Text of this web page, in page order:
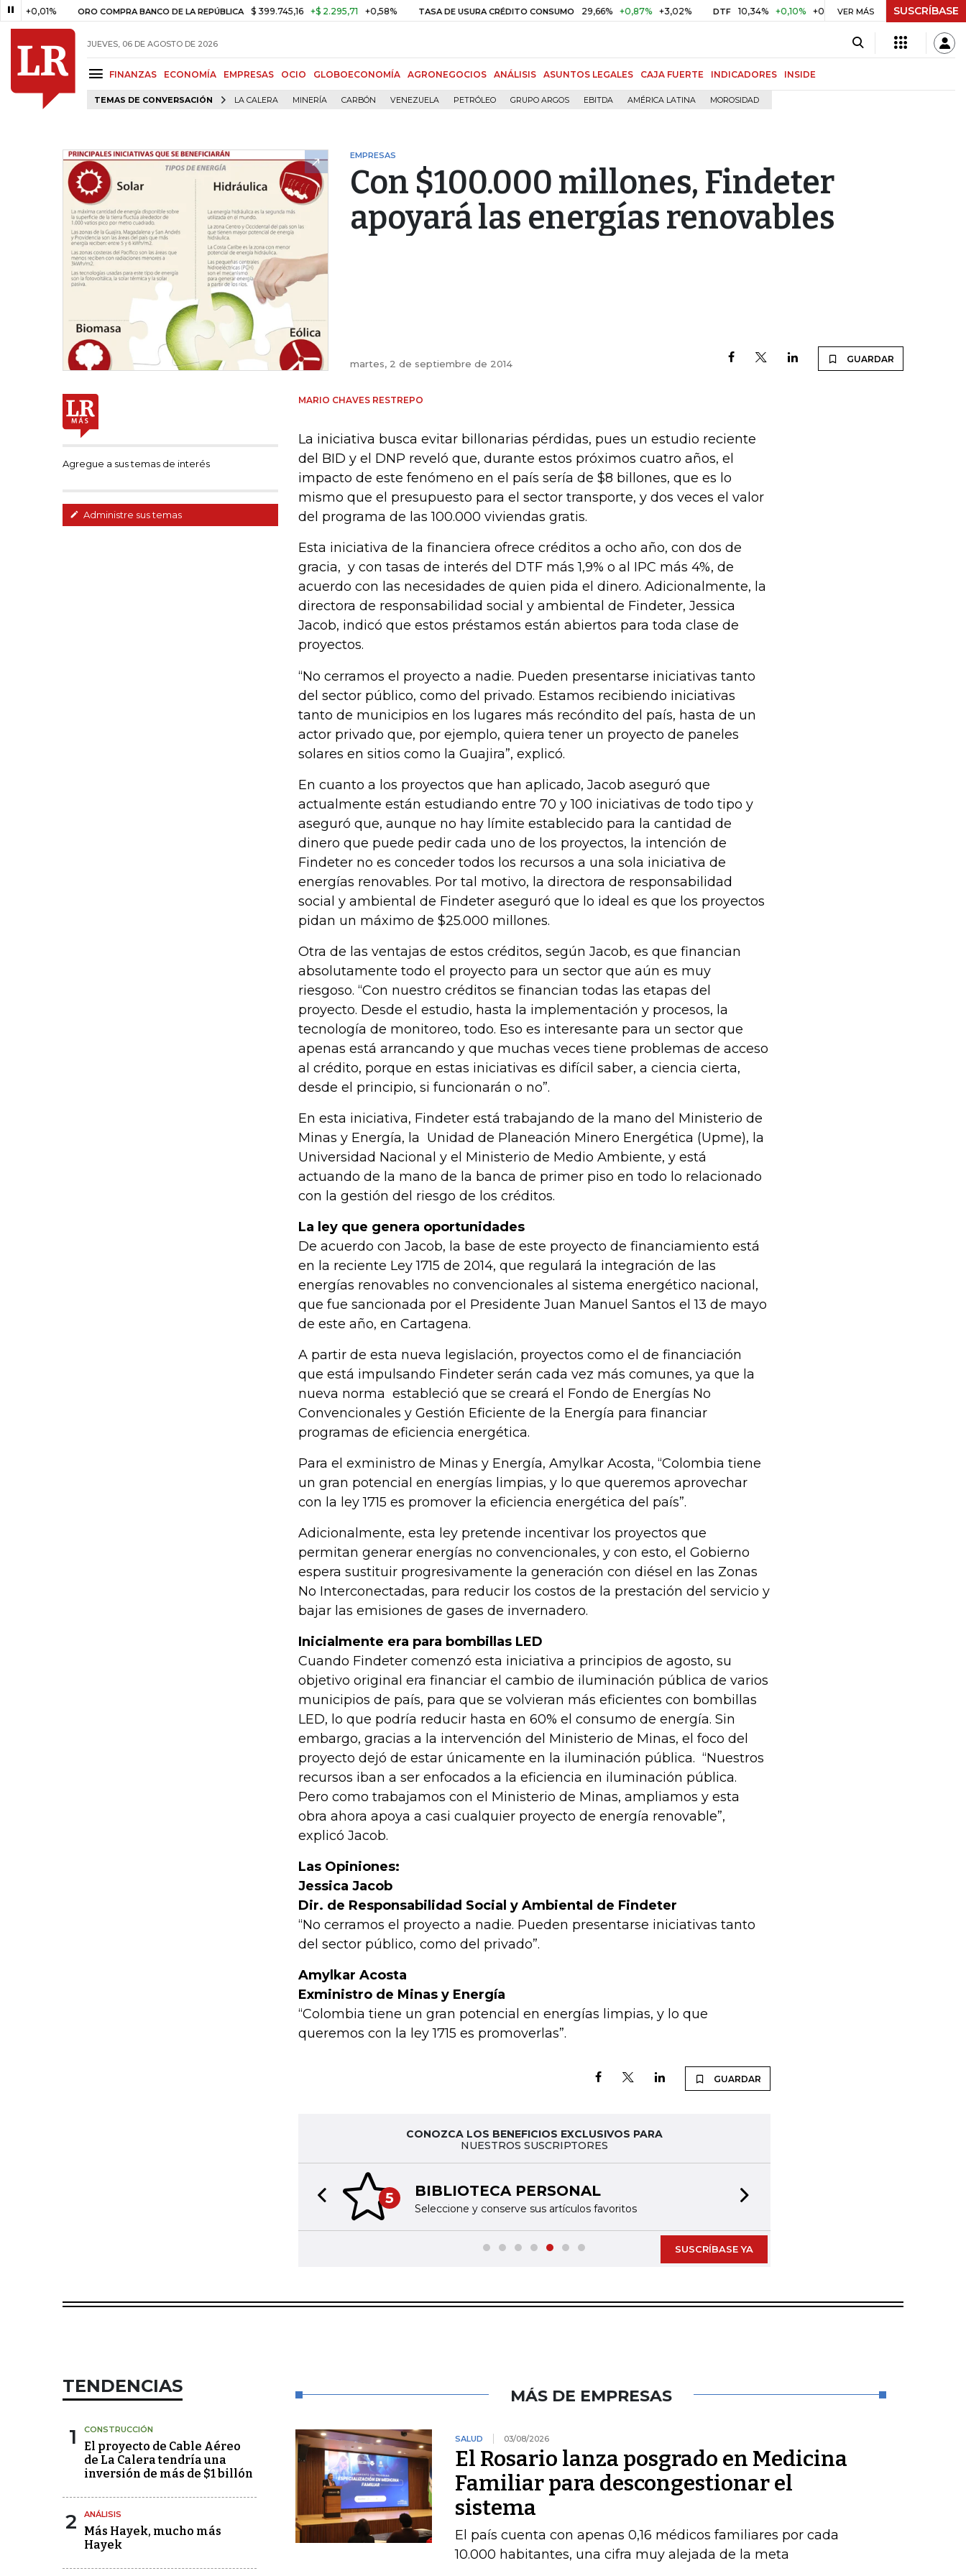
ORO COMPRA BANCO DE LA REPÚBLICA $ 399.745,16 +$ 2.295,71 +0,58% TASA DE USURA CRÉDITO CONSUMO 29,66% +0,87% +3,02% DTF 10,34% +0,10% +0,98% UVR $ 416,86 +$ 0,05 +0,01%
VER MÁS SUSCRÍBASE
JUEVES, 06 DE AGOSTO DE 2026
FINANZAS ECONOMÍA EMPRESAS OCIO GLOBOECONOMÍA AGRONEGOCIOS ANÁLISIS ASUNTOS LEGALES CAJA FUERTE INDICADORES INSIDE
TEMAS DE CONVERSACIÓN LA CALERA MINERÍA CARBÓN VENEZUELA PETRÓLEO GRUPO ARGOS EBITDA AMÉRICA LATINA MOROSIDAD
EMPRESAS
Con $100.000 millones, Findeter
apoyará las energías renovables
martes, 2 de septiembre de 2014 GUARDAR
Agregue a sus temas de interés
Administre sus temas
MARIO CHAVES RESTREPO
La iniciativa busca evitar billonarias pérdidas, pues un estudio reciente
del BID y el DNP reveló que, durante estos próximos cuatro años, el
impacto de este fenómeno en el país sería de $8 billones, que es lo
mismo que el presupuesto para el sector transporte, y dos veces el valor
del programa de las 100.000 viviendas gratis.
Esta iniciativa de la financiera ofrece créditos a ocho año, con dos de
gracia, y con tasas de interés del DTF más 1,9% o al IPC más 4%, de
acuerdo con las necesidades de quien pida el dinero. Adicionalmente, la
directora de responsabilidad social y ambiental de Findeter, Jessica
Jacob, indicó que estos préstamos están abiertos para toda clase de
proyectos.
“No cerramos el proyecto a nadie. Pueden presentarse iniciativas tanto
del sector público, como del privado. Estamos recibiendo iniciativas
tanto de municipios en los lugares más recóndito del país, hasta de un
actor privado que, por ejemplo, quiera tener un proyecto de paneles
solares en sitios como la Guajira”, explicó.
En cuanto a los proyectos que han aplicado, Jacob aseguró que
actualmente están estudiando entre 70 y 100 iniciativas de todo tipo y
aseguró que, aunque no hay límite establecido para la cantidad de
dinero que puede pedir cada uno de los proyectos, la intención de
Findeter no es conceder todos los recursos a una sola iniciativa de
energías renovables. Por tal motivo, la directora de responsabilidad
social y ambiental de Findeter aseguró que lo ideal es que los proyectos
pidan un máximo de $25.000 millones.
Otra de las ventajas de estos créditos, según Jacob, es que financian
absolutamente todo el proyecto para un sector que aún es muy
riesgoso. “Con nuestro créditos se financian todas las etapas del
proyecto. Desde el estudio, hasta la implementación y procesos, la
tecnología de monitoreo, todo. Eso es interesante para un sector que
apenas está arrancando y que muchas veces tiene problemas de acceso
al crédito, porque en estas iniciativas es difícil saber, a ciencia cierta,
desde el principio, si funcionarán o no”.
En esta iniciativa, Findeter está trabajando de la mano del Ministerio de
Minas y Energía, la Unidad de Planeación Minero Energética (Upme), la
Universidad Nacional y el Ministerio de Medio Ambiente, y está
actuando de la mano de la banca de primer piso en todo lo relacionado
con la gestión del riesgo de los créditos.
La ley que genera oportunidades
De acuerdo con Jacob, la base de este proyecto de financiamiento está
en la reciente Ley 1715 de 2014, que regulará la integración de las
energías renovables no convencionales al sistema energético nacional,
que fue sancionada por el Presidente Juan Manuel Santos el 13 de mayo
de este año, en Cartagena.
A partir de esta nueva legislación, proyectos como el de financiación
que está impulsando Findeter serán cada vez más comunes, ya que la
nueva norma estableció que se creará el Fondo de Energías No
Convencionales y Gestión Eficiente de la Energía para financiar
programas de eficiencia energética.
Para el exministro de Minas y Energía, Amylkar Acosta, “Colombia tiene
un gran potencial en energías limpias, y lo que queremos aprovechar
con la ley 1715 es promover la eficiencia energética del país”.
Adicionalmente, esta ley pretende incentivar los proyectos que
permitan generar energías no convencionales, y con esto, el Gobierno
espera sustituir progresivamente la generación con diésel en las Zonas
No Interconectadas, para reducir los costos de la prestación del servicio y
bajar las emisiones de gases de invernadero.
Inicialmente era para bombillas LED
Cuando Findeter comenzó esta iniciativa a principios de agosto, su
objetivo original era financiar el cambio de iluminación pública de varios
municipios de país, para que se volvieran más eficientes con bombillas
LED, lo que podría reducir hasta en 60% el consumo de energía. Sin
embargo, gracias a la intervención del Ministerio de Minas, el foco del
proyecto dejó de estar únicamente en la iluminación pública. “Nuestros
recursos iban a ser enfocados a la eficiencia en iluminación pública.
Pero como trabajamos con el Ministerio de Minas, ampliamos y esta
obra ahora apoya a casi cualquier proyecto de energía renovable”,
explicó Jacob.
Las Opiniones:
Jessica Jacob
Dir. de Responsabilidad Social y Ambiental de Findeter
“No cerramos el proyecto a nadie. Pueden presentarse iniciativas tanto
del sector público, como del privado”.
Amylkar Acosta
Exministro de Minas y Energía
“Colombia tiene un gran potencial en energías limpias, y lo que
queremos con la ley 1715 es promoverlas”.
GUARDAR
CONOZCA LOS BENEFICIOS EXCLUSIVOS PARA
NUESTROS SUSCRIPTORES
5 BIBLIOTECA PERSONAL
Seleccione y conserve sus artículos favoritos
Previous slide
SUSCRÍBASE YA
TENDENCIAS
1 CONSTRUCCIÓN
El proyecto de Cable Aéreo
de La Calera tendría una
inversión de más de $1 billón
2 ANÁLISIS
Más Hayek, mucho más
Hayek
MÁS DE EMPRESAS
SALUD 03/08/2026
El Rosario lanza posgrado en Medicina
Familiar para descongestionar el
sistema
El país cuenta con apenas 0,16 médicos familiares por cada
10.000 habitantes, una cifra muy alejada de la meta